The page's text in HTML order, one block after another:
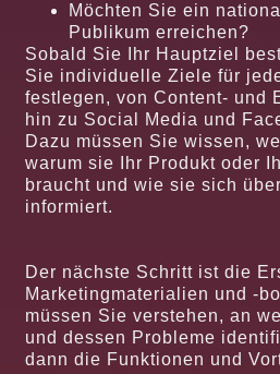
Möchten Sie ein
Publikum erreichen?
Sobald Sie Ihr Hauptziel
Sie individuelle Ziele für
festlegen, von Content- und
hin zu Social Media und
Dazu müssen Sie wissen,
warum sie Ihr Produkt oder
braucht und wie sie sich
informiert.
Der nächste Schritt ist die
Marketingmaterialien und -
müssen Sie verstehen, an
und dessen Probleme
dann die Funktionen und